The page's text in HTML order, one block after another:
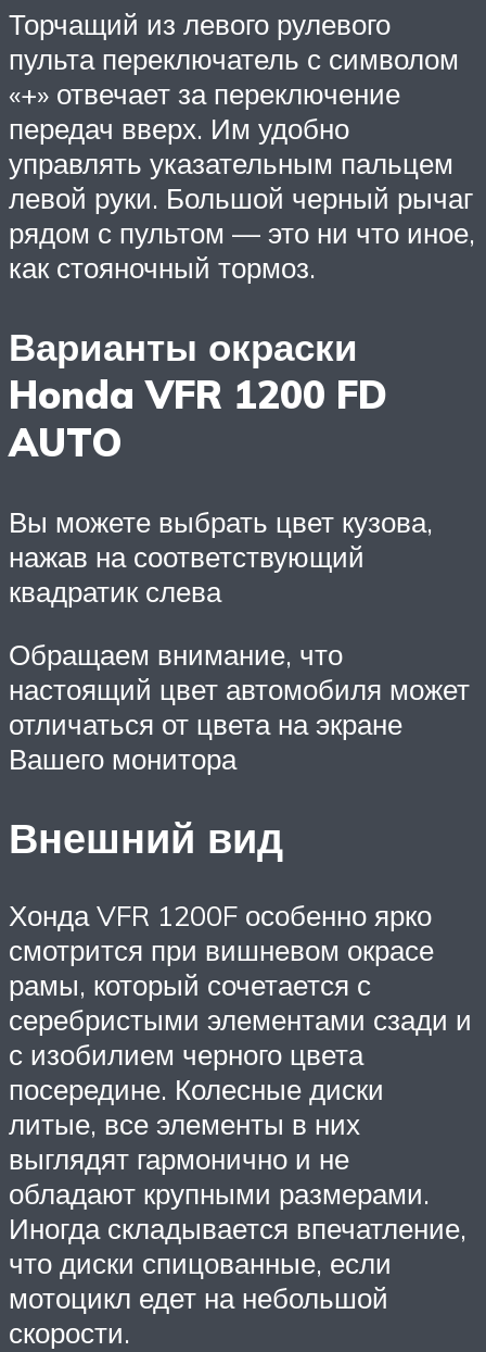
Торчащий из левого рулевого
пульта переключатель с символом
«+» отвечает за переключение
передач вверх. Им удобно
управлять указательным пальцем
левой руки. Большой черный рычаг
рядом с пультом — это ни что иное,
как стояночный тормоз.
Варианты окраски
Honda VFR 1200 FD
AUTO
Вы можете выбрать цвет кузова,
нажав на соответствующий
квадратик слева
Обращаем внимание, что
настоящий цвет автомобиля может
отличаться от цвета на экране
Вашего монитора
Внешний вид
Хонда VFR 1200F особенно ярко
смотрится при вишневом окрасе
рамы, который сочетается с
серебристыми элементами сзади и
с изобилием черного цвета
посередине. Колесные диски
литые, все элементы в них
выглядят гармонично и не
обладают крупными размерами.
Иногда складывается впечатление,
что диски спицованные, если
мотоцикл едет на небольшой
скорости.